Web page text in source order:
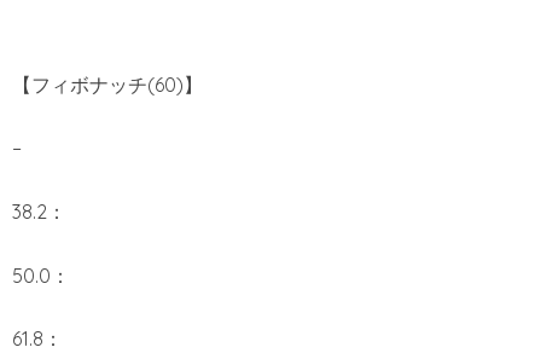
【フィボナッチ(60)】
–
38.2：
50.0：
61.8：